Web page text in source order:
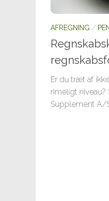
AFREGNING /
Er du træt af
rimeligt niveau?
Supplement A/